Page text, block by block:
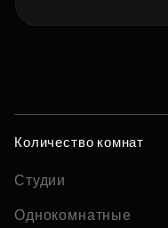
Количество комнат
Студии
Однокомнатные